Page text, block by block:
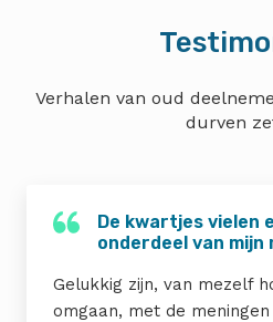
Verhalen van oud
durven
De kwartjes vielen
onderdeel van mijn
Gelukkig zijn, van mezelf
omgaan, met de